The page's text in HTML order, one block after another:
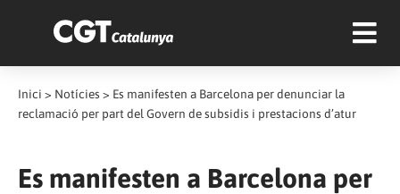
Inici > Notícies > Es manifesten a Barcelona per denunciar la
reclamació per part del Govern de subsidis i prestacions d’atur
Es manifesten a Barcelona per